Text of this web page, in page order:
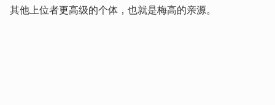
其他上位者更高级的个体，也就是梅高的亲源。